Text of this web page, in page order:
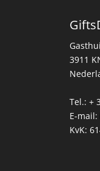
3911
Tel.: +
E-mail:
KvK: